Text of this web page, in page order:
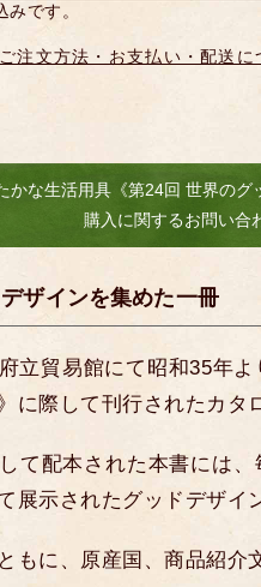
です。
注文方法・お支払い・配送に
かな生活用具《第24回 世界の
購入に関するお問い合
ザインを集めた一冊
立貿易館にて昭和35年
に際して刊行されたカタ
て配本された本書には
展示されたグッドデザイ
もに、原産国、商品紹介